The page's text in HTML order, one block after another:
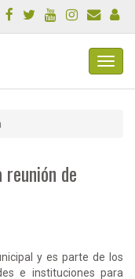
de
y es parte de los
e instituciones para